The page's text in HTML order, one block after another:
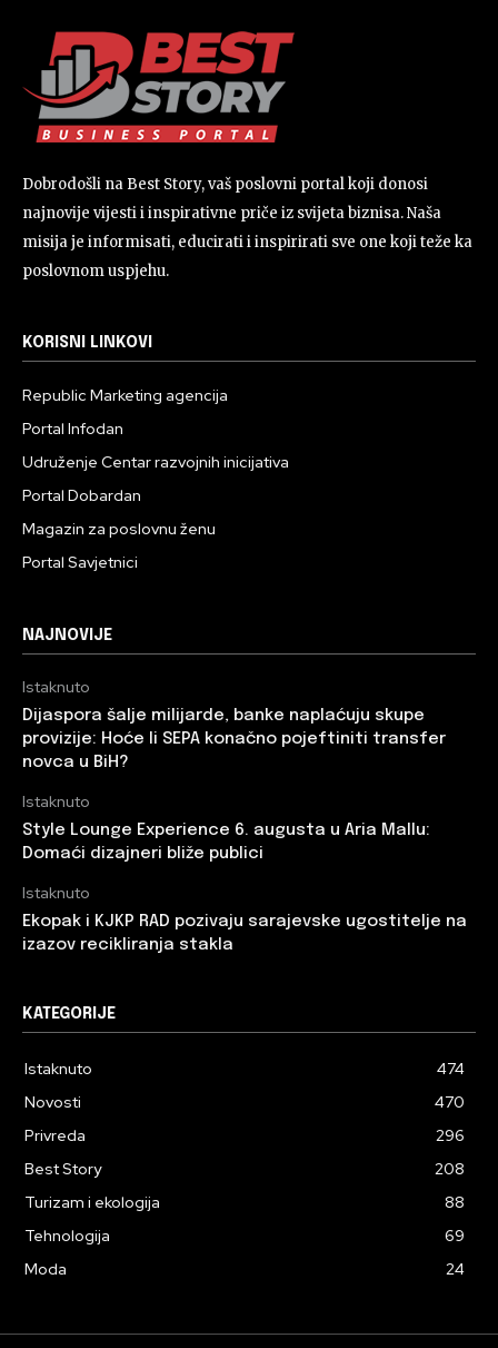
Dobrodošli na Best Story, vaš poslovni portal koji donosi
najnovije vijesti i inspirativne priče iz svijeta biznisa. Naša
misija je informisati, educirati i inspirirati sve one koji teže ka
poslovnom uspjehu.
KORISNI LINKOVI
Republic Marketing agencija
Portal Infodan
Udruženje Centar razvojnih inicijativa
Portal Dobardan
Magazin za poslovnu ženu
Portal Savjetnici
NAJNOVIJE
Istaknuto
Dijaspora šalje milijarde, banke naplaćuju skupe
provizije: Hoće li SEPA konačno pojeftiniti transfer
novca u BiH?
Istaknuto
Style Lounge Experience 6. augusta u Aria Mallu:
Domaći dizajneri bliže publici
Istaknuto
Ekopak i KJKP RAD pozivaju sarajevske ugostitelje na
izazov recikliranja stakla
KATEGORIJE
Istaknuto
474
Novosti
470
Privreda
296
Best Story
208
Turizam i ekologija
88
Tehnologija
69
Moda
24